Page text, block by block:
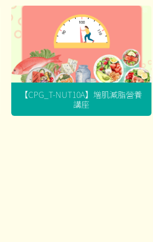
【CPG_T-NUT10A】增肌減脂營養
講座